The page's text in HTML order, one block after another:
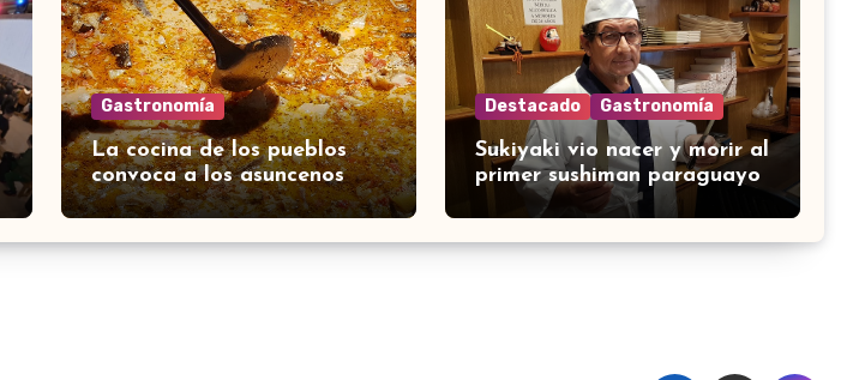
Gastronomía
La cocina de los pueblos
convoca a los asuncenos
Destacado Gastronomía
Sukiyaki vio nacer y morir al
primer sushiman paraguayo